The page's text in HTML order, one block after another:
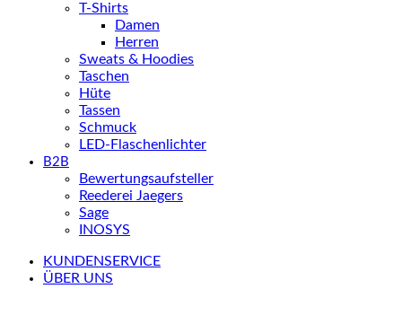
T-Shirts
Damen
Herren
Sweats & Hoodies
Taschen
Hüte
Tassen
Schmuck
LED-Flaschenlichter
B2B
Bewertungsaufsteller
Reederei Jaegers
Sage
INOSYS
KUNDENSERVICE
ÜBER UNS